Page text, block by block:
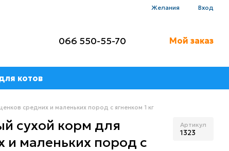
Желания Вход
066 550-55-70 Мой заказ
котов
средних и маленьких пород с ягненком 1 кг
сухой корм для
и маленьких пород с
Артикул
1323